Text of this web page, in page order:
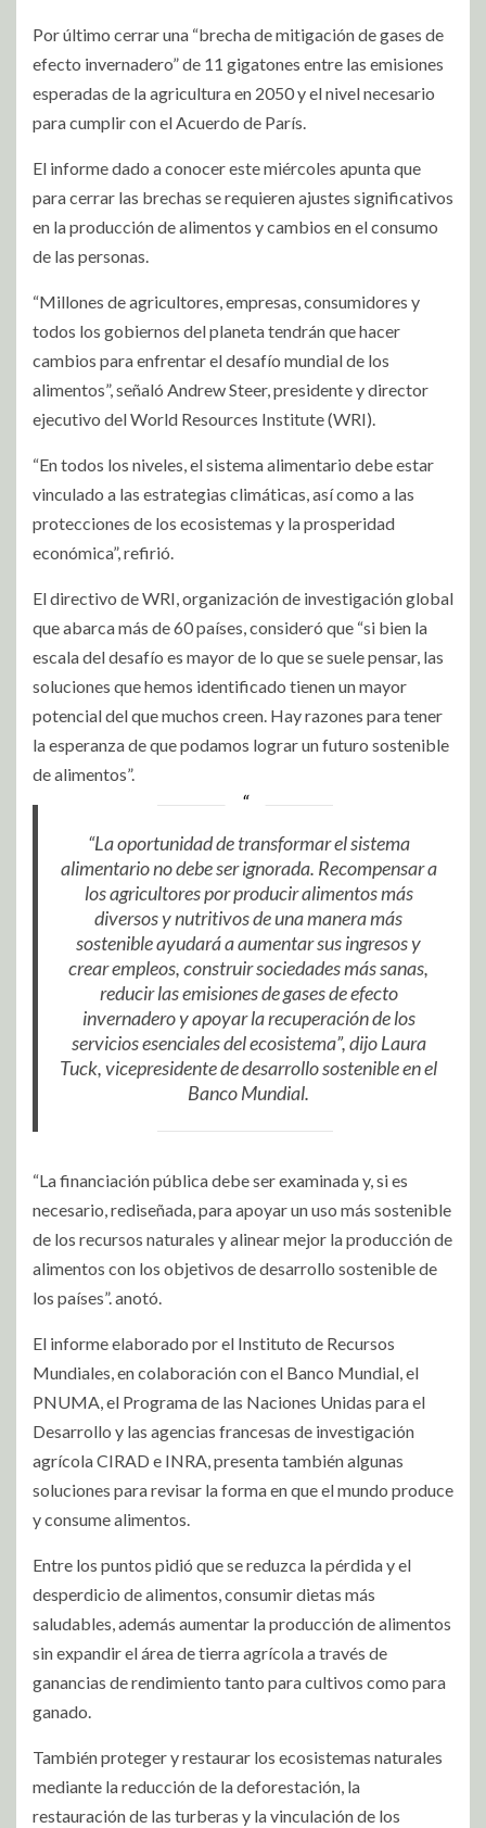
Por último cerrar una “brecha de mitigación de gases de
efecto invernadero” de 11 gigatones entre las emisiones
esperadas de la agricultura en 2050 y el nivel necesario
para cumplir con el Acuerdo de París.
El informe dado a conocer este miércoles apunta que
para cerrar las brechas se requieren ajustes significativos
en la producción de alimentos y cambios en el consumo
de las personas.
“Millones de agricultores, empresas, consumidores y
todos los gobiernos del planeta tendrán que hacer
cambios para enfrentar el desafío mundial de los
alimentos”, señaló Andrew Steer, presidente y director
ejecutivo del World Resources Institute (WRI).
“En todos los niveles, el sistema alimentario debe estar
vinculado a las estrategias climáticas, así como a las
protecciones de los ecosistemas y la prosperidad
económica”, refirió.
El directivo de WRI, organización de investigación global
que abarca más de 60 países, consideró que “si bien la
escala del desafío es mayor de lo que se suele pensar, las
soluciones que hemos identificado tienen un mayor
potencial del que muchos creen. Hay razones para tener
la esperanza de que podamos lograr un futuro sostenible
de alimentos”.
“La oportunidad de transformar el sistema
alimentario no debe ser ignorada. Recompensar a
los agricultores por producir alimentos más
diversos y nutritivos de una manera más
sostenible ayudará a aumentar sus ingresos y
crear empleos, construir sociedades más sanas,
reducir las emisiones de gases de efecto
invernadero y apoyar la recuperación de los
servicios esenciales del ecosistema”, dijo Laura
Tuck, vicepresidente de desarrollo sostenible en el
Banco Mundial.
“La financiación pública debe ser examinada y, si es
necesario, rediseñada, para apoyar un uso más sostenible
de los recursos naturales y alinear mejor la producción de
alimentos con los objetivos de desarrollo sostenible de
los países”. anotó.
El informe elaborado por el Instituto de Recursos
Mundiales, en colaboración con el Banco Mundial, el
PNUMA, el Programa de las Naciones Unidas para el
Desarrollo y las agencias francesas de investigación
agrícola CIRAD e INRA, presenta también algunas
soluciones para revisar la forma en que el mundo produce
y consume alimentos.
Entre los puntos pidió que se reduzca la pérdida y el
desperdicio de alimentos, consumir dietas más
saludables, además aumentar la producción de alimentos
sin expandir el área de tierra agrícola a través de
ganancias de rendimiento tanto para cultivos como para
ganado.
También proteger y restaurar los ecosistemas naturales
mediante la reducción de la deforestación, la
restauración de las turberas y la vinculación de los